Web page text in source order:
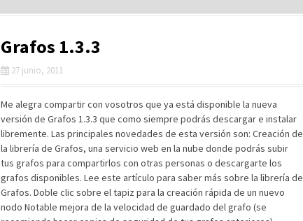
Grafos 1.3.3
27 junio, 2011
Me alegra compartir con vosotros que ya está disponible la nueva
versión de Grafos 1.3.3 que como siempre podrás descargar e instalar
libremente. Las principales novedades de esta versión son: Creación de
la librería de Grafos, una servicio web en la nube donde podrás subir
tus grafos para compartirlos con otras personas o descargarte los
grafos disponibles. Lee este artículo para saber más sobre la librería de
Grafos. Doble clic sobre el tapiz para la creación rápida de un nuevo
nodo Notable mejora de la velocidad de guardado del grafo (se